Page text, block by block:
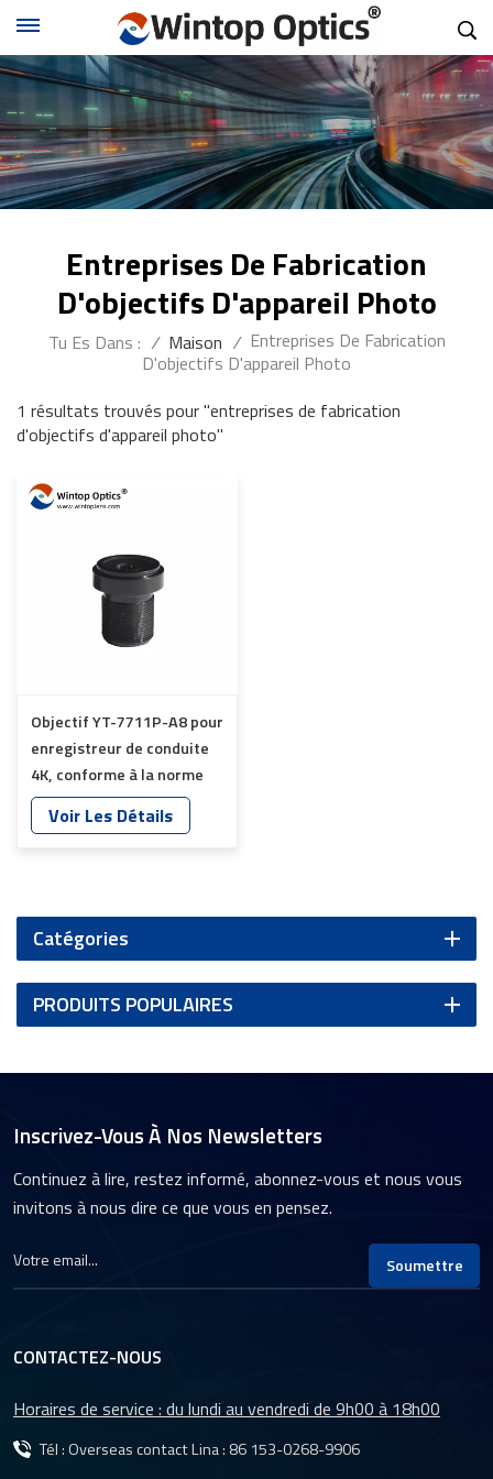
Entreprises De Fabrication
D'objectifs D'appareil Photo
Tu Es Dans : / Maison / Entreprises De Fabrication
D'objectifs D'appareil Photo
1 résultats trouvés pour "entreprises de fabrication
d'objectifs d'appareil photo"
Objectif YT-7711P-A8 pour
enregistreur de conduite
4K, conforme à la norme
TS16949 et IP67
Voir Les Détails
Catégories
PRODUITS POPULAIRES
Inscrivez-Vous À Nos Newsletters
Continuez à lire, restez informé, abonnez-vous et nous vous
invitons à nous dire ce que vous en pensez.
Soumettre
CONTACTEZ-NOUS
Horaires de service : du lundi au vendredi de 9h00 à 18h00
Tél : Overseas contact Lina : 86 153-0268-9906